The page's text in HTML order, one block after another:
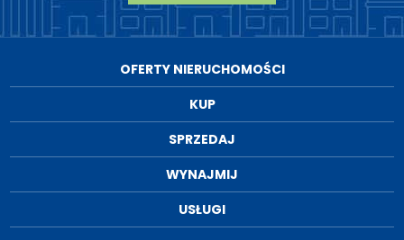
OFERTY NIERUCHOMOŚCI
KUP
SPRZEDAJ
WYNAJMIJ
USŁUGI